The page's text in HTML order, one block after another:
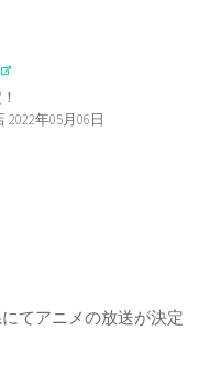
年05月06日
てアニメの放送が決定